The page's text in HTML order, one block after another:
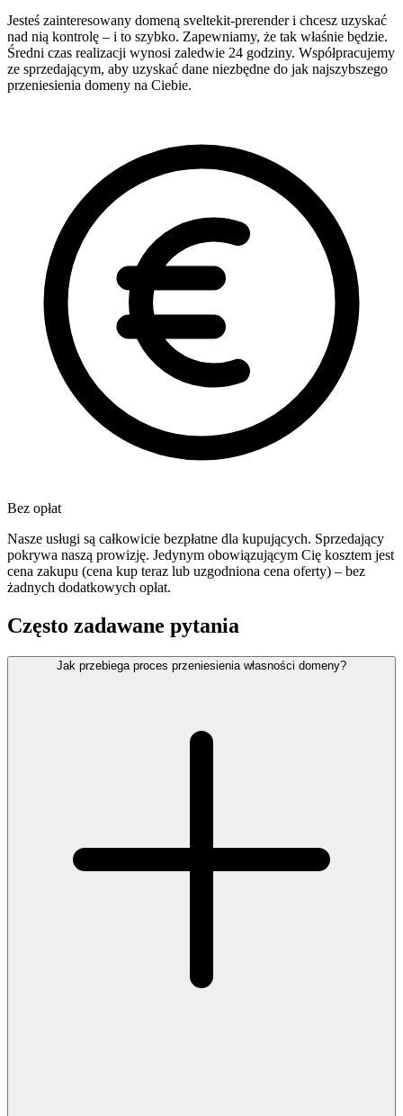
Jesteś zainteresowany domeną sveltekit-prerender i chcesz uzyskać
nad nią kontrolę – i to szybko. Zapewniamy, że tak właśnie będzie.
Średni czas realizacji wynosi zaledwie 24 godziny. Współpracujemy
ze sprzedającym, aby uzyskać dane niezbędne do jak najszybszego
przeniesienia domeny na Ciebie.
Bez opłat
Nasze usługi są całkowicie bezpłatne dla kupujących. Sprzedający
pokrywa naszą prowizję. Jedynym obowiązującym Cię kosztem jest
cena zakupu (cena kup teraz lub uzgodniona cena oferty) – bez
żadnych dodatkowych opłat.
Często zadawane pytania
Jak przebiega proces przeniesienia własności domeny?